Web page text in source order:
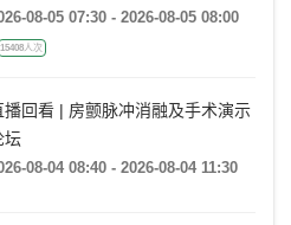
08-05 07:30 - 2026-08-05 08:00
15408人次
播回看 | 房颤脉冲消融及手术演示
坛
08-04 08:40 - 2026-08-04 11:30